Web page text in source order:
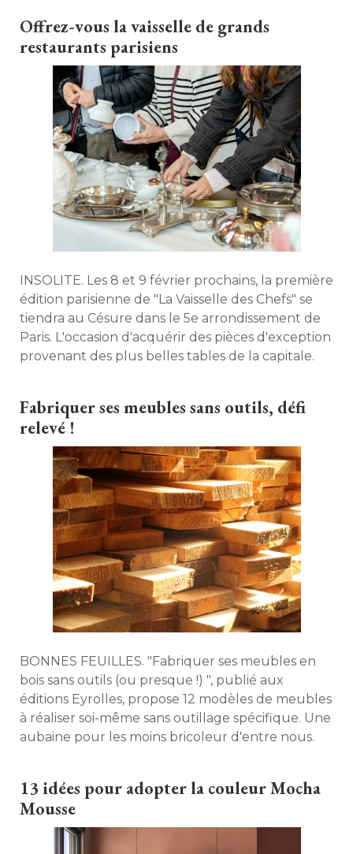
Bérénice Curt.
Offrez-vous la vaisselle de grands
restaurants parisiens
INSOLITE. Les 8 et 9 février prochains, la première
édition parisienne de "La Vaisselle des Chefs" se
tiendra au Césure dans le 5e arrondissement de
Paris. L'occasion d'acquérir des pièces d'exception
provenant des plus belles tables de la capitale.
Fabriquer ses meubles sans outils, défi
relevé !
BONNES FEUILLES. "Fabriquer ses meubles en
bois sans outils (ou presque !) ", publié aux
éditions Eyrolles, propose 12 modèles de meubles
à réaliser soi-même sans outillage spécifique. Une
aubaine pour les moins bricoleur d'entre nous.
13 idées pour adopter la couleur Mocha
Mousse